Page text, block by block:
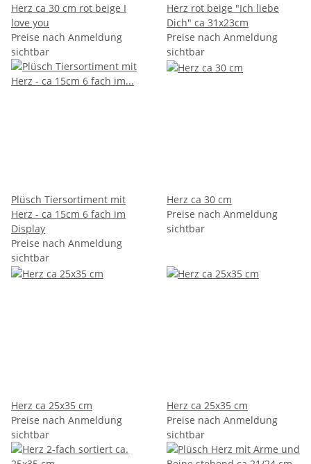
Herz ca 30 cm rot beige I
love you
Preise nach Anmeldung
sichtbar
Herz rot beige "Ich liebe
Dich" ca 31x23cm
Preise nach Anmeldung
sichtbar
Plüsch Tiersortiment mit
Herz - ca 15cm 6 fach im
Display
Preise nach Anmeldung
sichtbar
Herz ca 30 cm
Preise nach Anmeldung
sichtbar
Herz ca 25x35 cm
Preise nach Anmeldung
sichtbar
Herz ca 25x35 cm
Preise nach Anmeldung
sichtbar